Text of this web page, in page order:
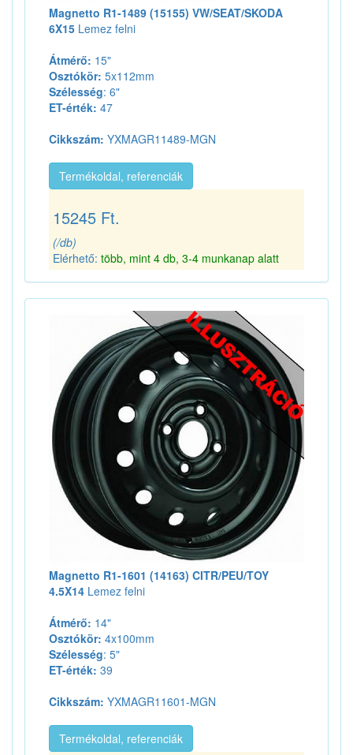
Magnetto R1-1489 (15155) VW/SEAT/SKODA
6X15 Lemez felni
Átmérő: 15"
Osztókör: 5x112mm
Szélesség: 6"
ET-érték: 47
Cikkszám: YXMAGR11489-MGN
Termékoldal, referenciák
15245 Ft.
(/db)
Elérhető: több, mint 4 db, 3-4 munkanap alatt
Magnetto R1-1601 (14163) CITR/PEU/TOY
4.5X14 Lemez felni
Átmérő: 14"
Osztókör: 4x100mm
Szélesség: 5"
ET-érték: 39
Cikkszám: YXMAGR11601-MGN
Termékoldal, referenciák